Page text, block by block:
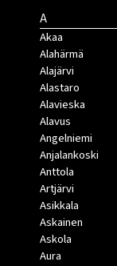
A
Akaa
Alahärmä
Alajärvi
Alastaro
Alavieska
Alavus
Angelniemi
Anjalankoski
Anttola
Artjärvi
Asikkala
Askainen
Askola
Aura